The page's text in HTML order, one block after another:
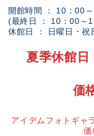
開館時間 ： 10：00
(最終日 ： 10：00～
休館日 ： 日曜日・祝
夏季休館日
価
アイデムフォトギャ
価